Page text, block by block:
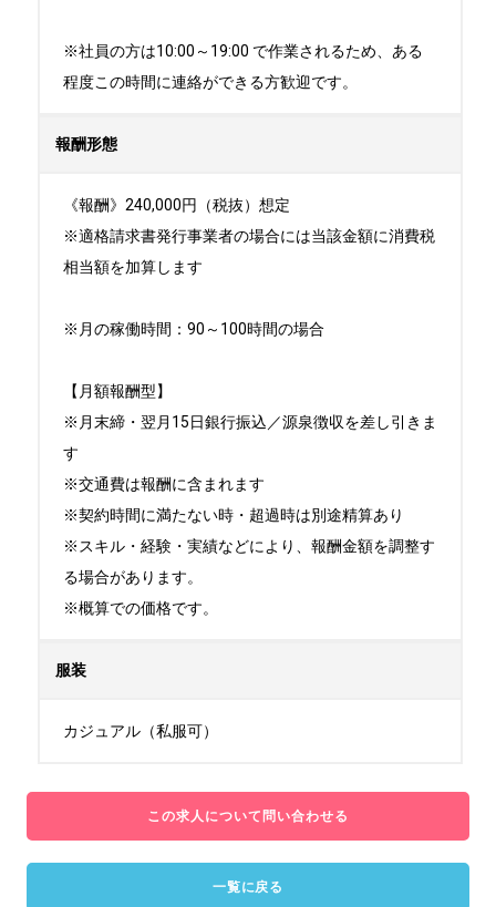
※社員の方は10:00～19:00 で作業されるため、ある
程度この時間に連絡ができる方歓迎です。
報酬形態
《報酬》240,000円（税抜）想定
※適格請求書発行事業者の場合には当該金額に消費税
相当額を加算します
※月の稼働時間：90～100時間の場合
【月額報酬型】
※月末締・翌月15日銀行振込／源泉徴収を差し引きま
す
※交通費は報酬に含まれます
※契約時間に満たない時・超過時は別途精算あり
※スキル・経験・実績などにより、報酬金額を調整す
る場合があります。
※概算での価格です。
服装
カジュアル（私服可）
この求人について問い合わせる
一覧に戻る